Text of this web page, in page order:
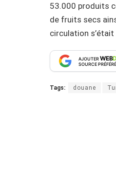
53.000 produits
de fruits secs
circulation
AJOUTERWEB
SOURCE
Tags: douane